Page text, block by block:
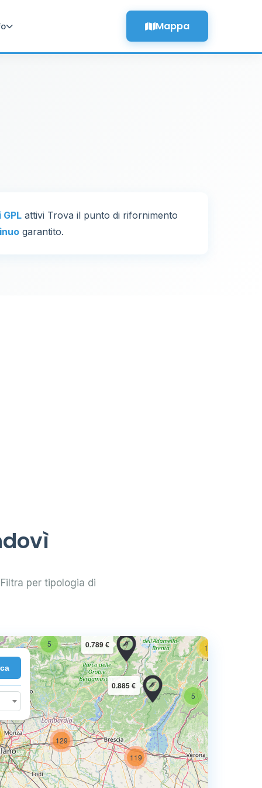
Mappa
attivi Trova il punto di rifornimento
garantito.
per tipologia di
16
5
5
129
119
0.885 €
0.789 €